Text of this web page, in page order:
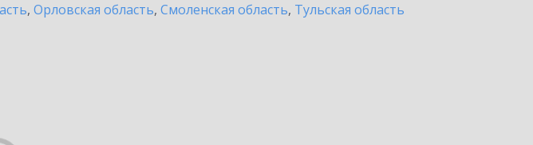
, Орловская область, Смоленская область, Тульская область